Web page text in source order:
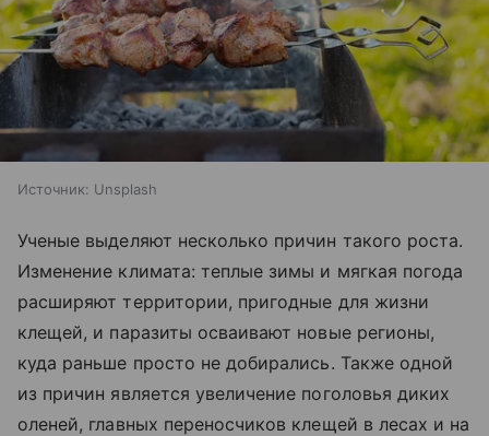
Источник: Unsplash
Ученые выделяют несколько причин такого роста.
Изменение климата: теплые зимы и мягкая погода
расширяют территории, пригодные для жизни
клещей, и паразиты осваивают новые регионы,
куда раньше просто не добирались. Также одной
из причин является увеличение поголовья диких
оленей, главных переносчиков клещей в лесах и на